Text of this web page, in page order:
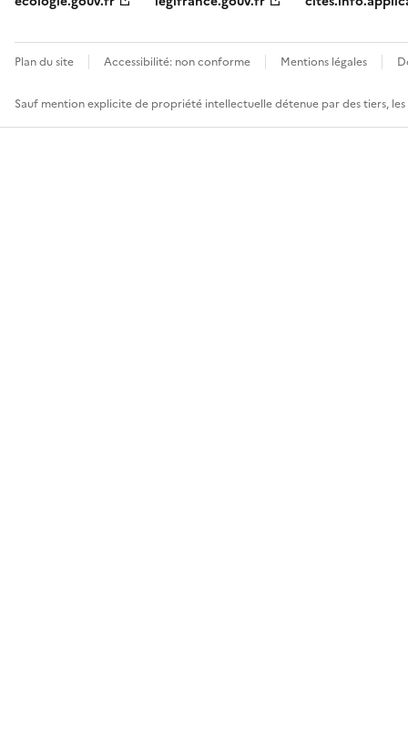
Plan du site Accessibilité: non conforme Mentions légales
Sauf mention explicite de propriété intellectuelle détenue par des tiers,